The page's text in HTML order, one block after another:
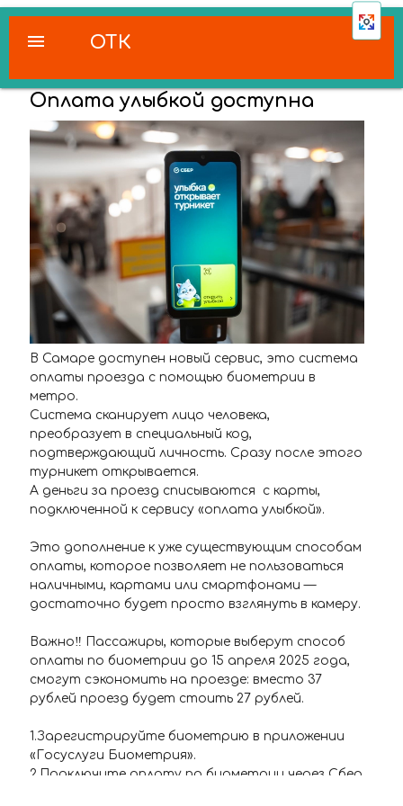
ОТК
menu
Оплата улыбкой доступна
В Самаре доступен новый сервис, это система
оплаты проезда с помощью биометрии в
метро.
Система сканирует лицо человека,
преобразует в специальный код,
подтверждающий личность. Сразу после этого
турникет открывается.
А деньги за проезд списываются с карты,
подключенной к сервису «оплата улыбкой».
Это дополнение к уже существующим способам
оплаты, которое позволяет не пользоваться
наличными, картами или смартфонами —
достаточно будет просто взглянуть в камеру.
Важно‼️ Пассажиры, которые выберут способ
оплаты по биометрии до 15 апреля 2025 года,
смогут сэкономить на проезде: вместо 37
рублей проезд будет стоить 27 рублей.
1.Зарегистрируйте биометрию в приложении
«Госуслуги Биометрия».
2.Подключите оплату по биометрии через Сбер